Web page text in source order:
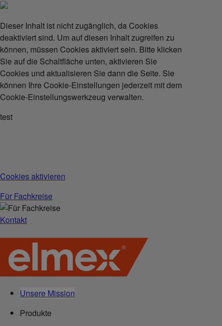
Dieser Inhalt ist nicht zugänglich, da Cookies
deaktiviert sind. Um auf diesen Inhalt zugreifen zu
können, müssen Cookies aktiviert sein. Bitte klicken
Sie auf die Schaltfläche unten, aktivieren Sie
Cookies und aktualisieren Sie dann die Seite. Sie
können Ihre Cookie-Einstellungen jederzeit mit dem
Cookie-Einstellungswerkzeug verwalten.
test
Cookies aktivieren
Für Fachkreise
Kontakt
Unsere Mission
Produkte